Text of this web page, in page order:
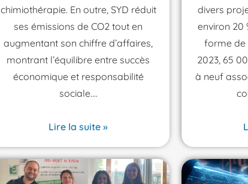
chimiothérapie. En outre, SYD réduit
ses émissions de CO2 tout en
augmentant son chiffre d’affaires,
montrant l’équilibre entre succès
économique et responsabilité
sociale.
Lire la suite »
divers
environ 20
forme de
2023, 65
à neuf